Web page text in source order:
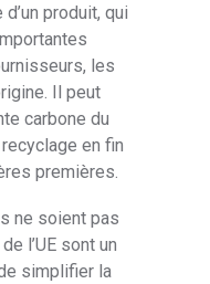
produit, qui
les
Il peut
carbone du
en fin
premières.
ne soient pas
l’UE sont un
simplifier la